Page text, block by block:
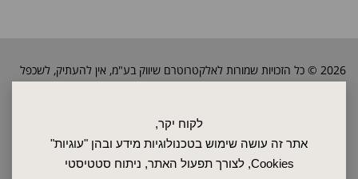
לקוח יקר,
אתר זה עושה שימוש בטכנולוגיות מידע ובהן "עוגיות"
Cookies, לצורך תפעול האתר, ניתוח סטטיסטי
2026 © כל הזכויות שמורות לאלקטרוטרם שיווק בע"מ, אין להעתיק, לשכפל
טקסטים, תמונות וכל חומר אחר באתר זה ללא אישור בעלי החברה.
שרות ותחזוקה